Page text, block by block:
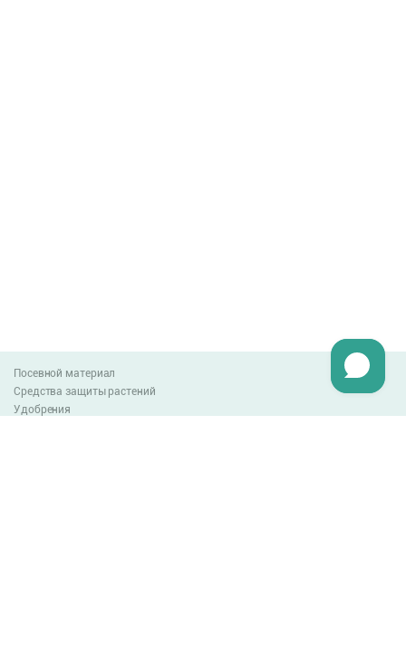
Посевной материал
Средства защиты растений
Удобрения